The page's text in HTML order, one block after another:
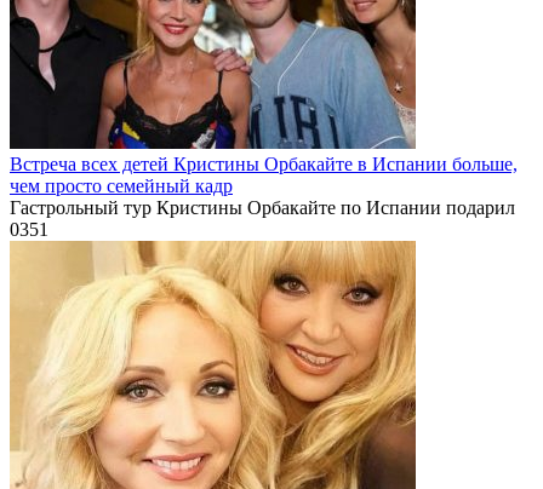
Встреча всех детей Кристины Орбакайте в Испании больше,
чем просто семейный кадр
Гастрольный тур Кристины Орбакайте по Испании подарил
0351